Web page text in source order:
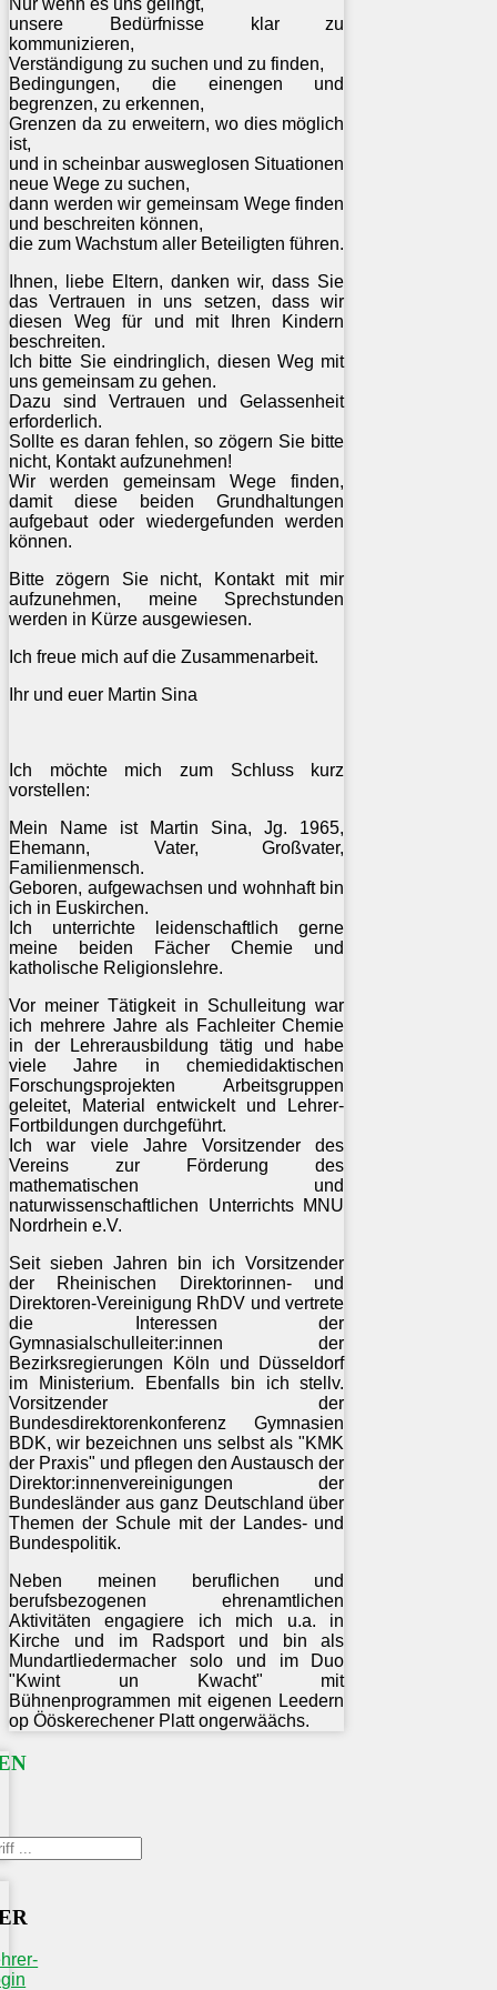
unsere Bedürfnisse klar zu
kommunizieren,
Verständigung zu suchen und zu finden,
Bedingungen, die einengen und
begrenzen, zu erkennen,
Grenzen da zu erweitern, wo dies möglich
ist,
und in scheinbar ausweglosen Situationen
neue Wege zu suchen,
dann werden wir gemeinsam Wege finden
und beschreiten können,
die zum Wachstum aller Beteiligten führen.
Ihnen, liebe Eltern, danken wir, dass Sie
das Vertrauen in uns setzen, dass wir
diesen Weg für und mit Ihren Kindern
beschreiten.
Ich bitte Sie eindringlich, diesen Weg mit
uns gemeinsam zu gehen.
Dazu sind Vertrauen und Gelassenheit
erforderlich.
Sollte es daran fehlen, so zögern Sie bitte
nicht, Kontakt aufzunehmen!
Wir werden gemeinsam Wege finden,
damit diese beiden Grundhaltungen
aufgebaut oder wiedergefunden werden
können.
Bitte zögern Sie nicht, Kontakt mit mir
aufzunehmen, meine Sprechstunden
werden in Kürze ausgewiesen.
Ich freue mich auf die Zusammenarbeit.
Ihr und euer Martin Sina
Ich möchte mich zum Schluss kurz
vorstellen:
Mein Name ist Martin Sina, Jg. 1965,
Ehemann, Vater, Großvater,
Familienmensch.
Geboren, aufgewachsen und wohnhaft bin
ich in Euskirchen.
Ich unterrichte leidenschaftlich gerne
meine beiden Fächer Chemie und
katholische Religionslehre.
Vor meiner Tätigkeit in Schulleitung war
ich mehrere Jahre als Fachleiter Chemie
in der Lehrerausbildung tätig und habe
viele Jahre in chemiedidaktischen
Forschungsprojekten Arbeitsgruppen
geleitet, Material entwickelt und Lehrer-
Fortbildungen durchgeführt.
Ich war viele Jahre Vorsitzender des
Vereins zur Förderung des
mathematischen und
naturwissenschaftlichen Unterrichts MNU
Nordrhein e.V.
Seit sieben Jahren bin ich Vorsitzender
der Rheinischen Direktorinnen- und
Direktoren-Vereinigung RhDV und vertrete
die Interessen der
Gymnasialschulleiter:innen der
Bezirksregierungen Köln und Düsseldorf
im Ministerium. Ebenfalls bin ich stellv.
Vorsitzender der
Bundesdirektorenkonferenz Gymnasien
BDK, wir bezeichnen uns selbst als "KMK
der Praxis" und pflegen den Austausch der
Direktor:innenvereinigungen der
Bundesländer aus ganz Deutschland über
Themen der Schule mit der Landes- und
Bundespolitik.
Neben meinen beruflichen und
berufsbezogenen ehrenamtlichen
Aktivitäten engagiere ich mich u.a. in
Kirche und im Radsport und bin als
Mundartliedermacher solo und im Duo
"Kwint un Kwacht" mit
Bühnenprogrammen mit eigenen Leedern
op Ööskerechener Platt ongerwäächs.